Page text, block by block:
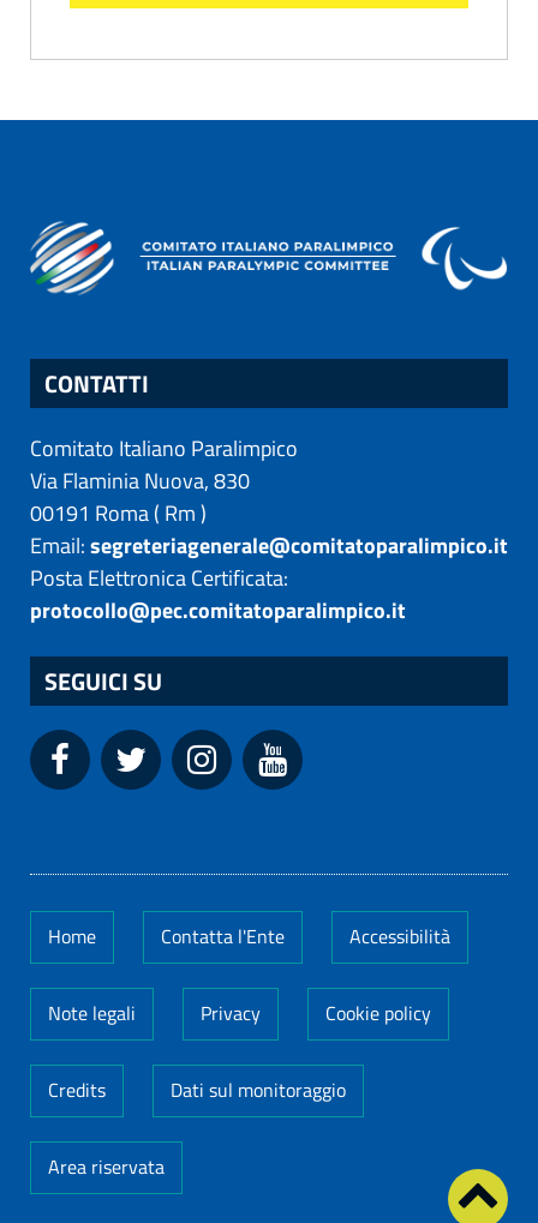
CONTATTI
Comitato Italiano Paralimpico
Via Flaminia Nuova, 830
00191 Roma( Rm)
Email:segreteriagenerale@comitatoparalimpico.it
Posta Elettronica Certificata:
protocollo@pec.comitatoparalimpico.it
SEGUICI SU
Home Contatta l'Ente Accessibilità
Note legali Privacy Cookie policy
Credits Dati sul monitoraggio
Area riservata